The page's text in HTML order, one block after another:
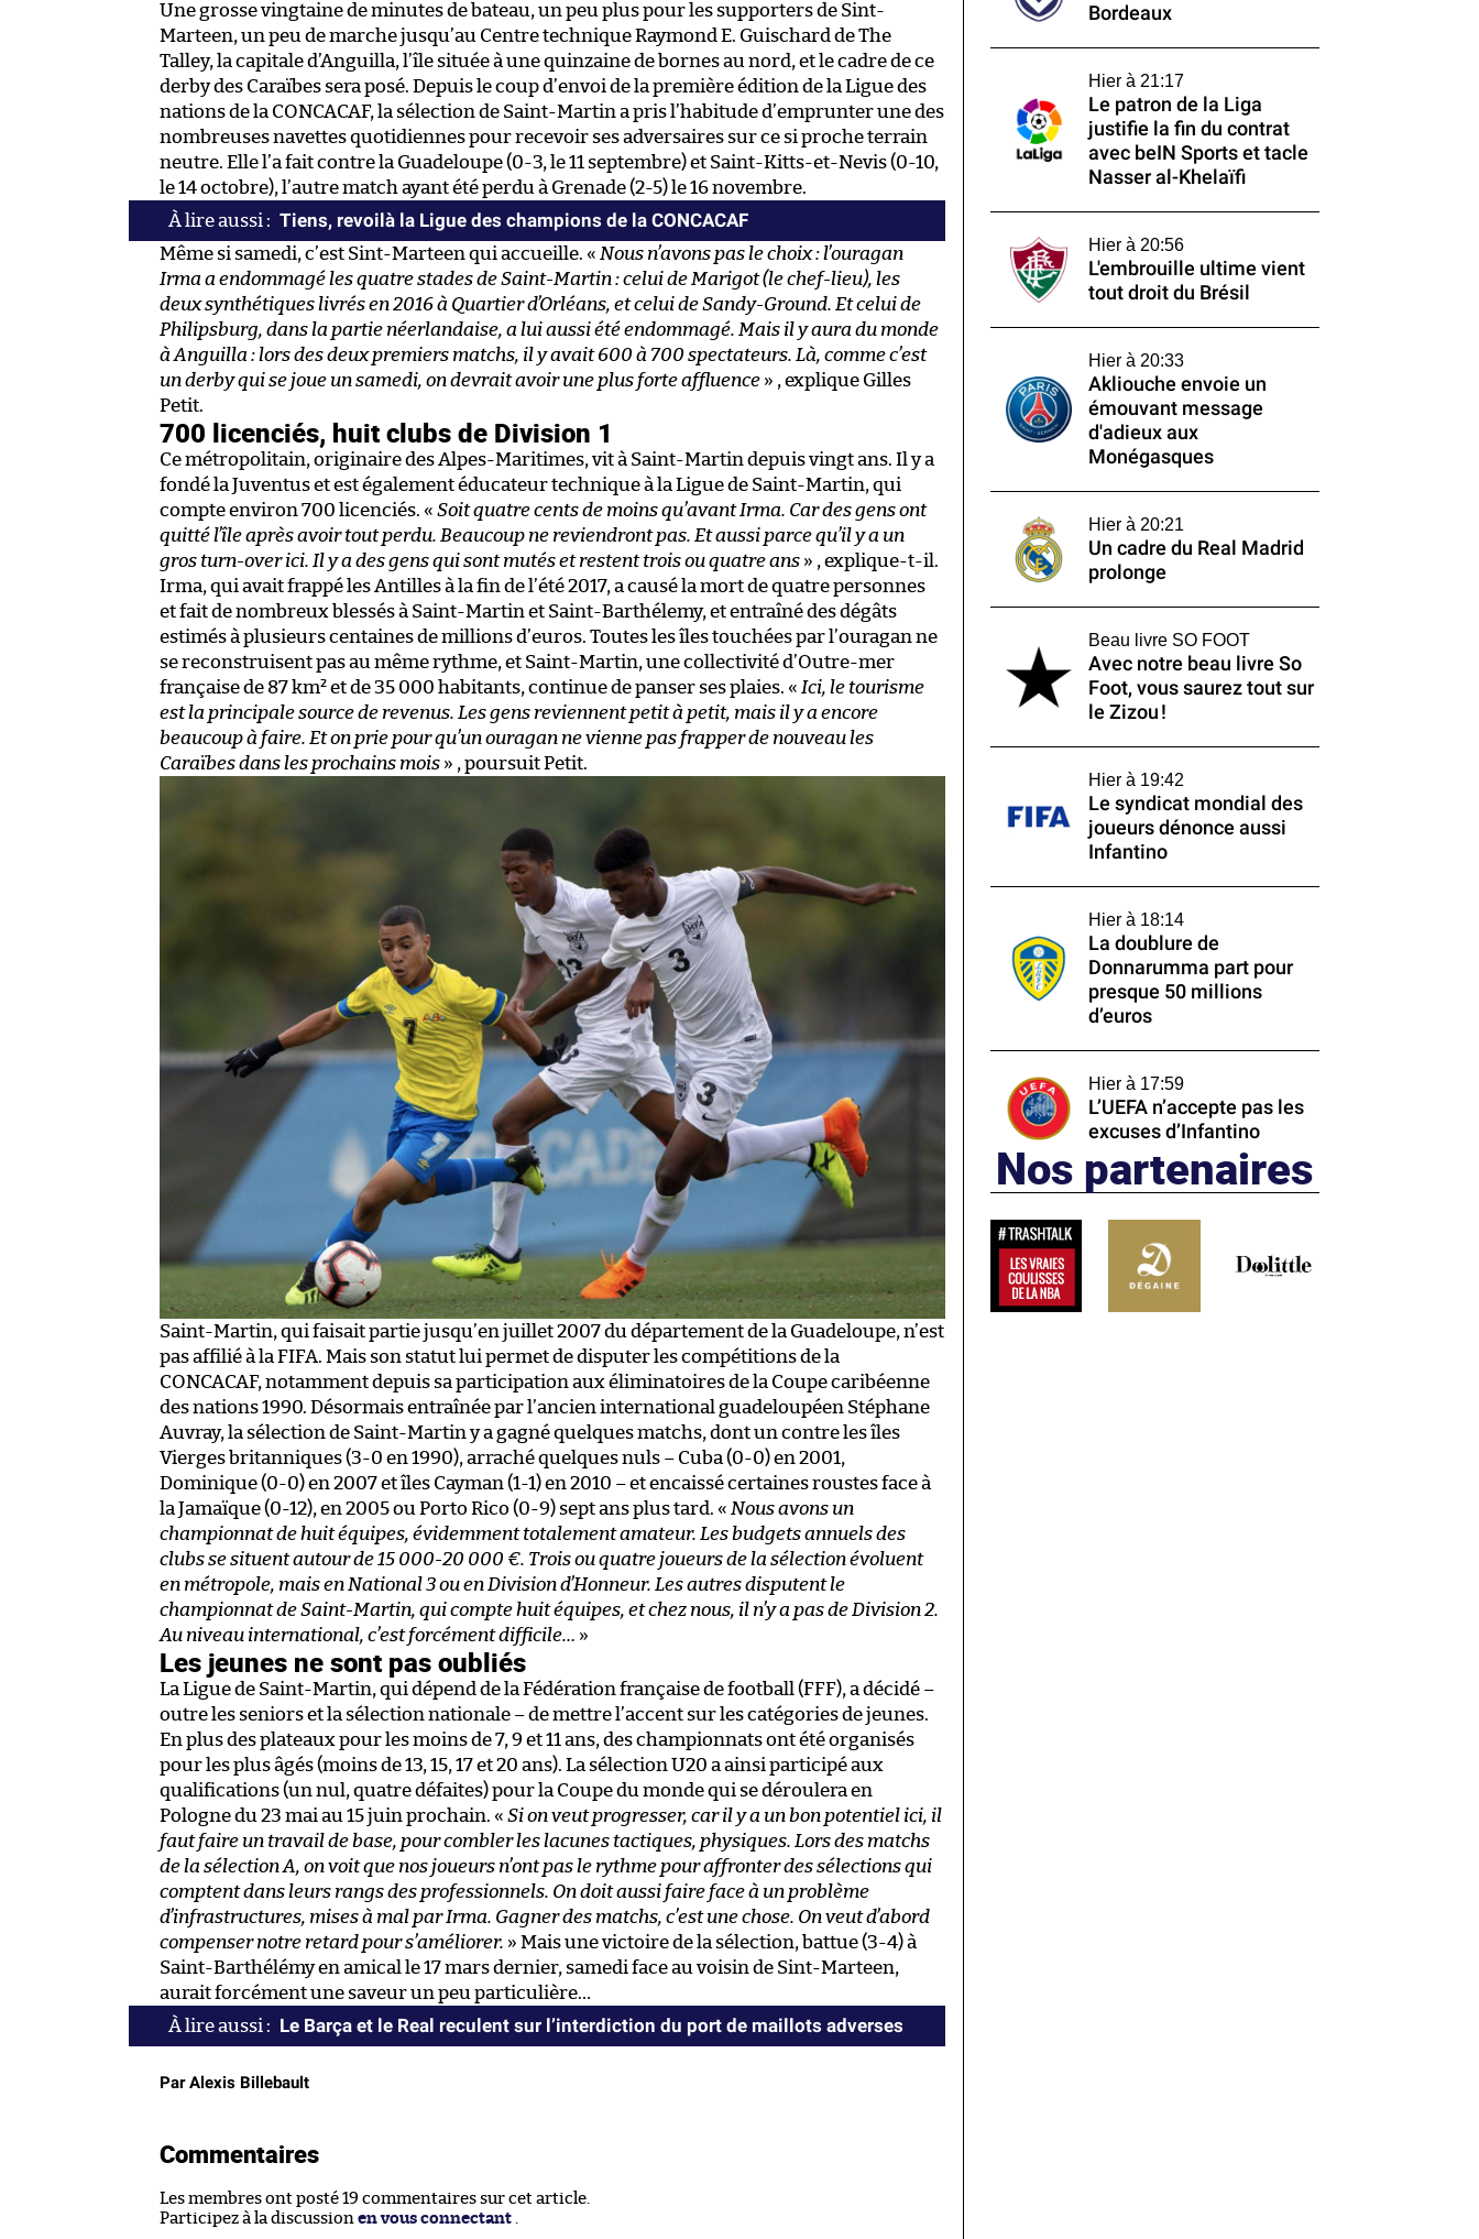
Une grosse vingtaine de minutes de bateau, un peu plus pour les supporters de Sint-
Marteen, un peu de marche jusqu’au Centre technique Raymond E. Guischard de The
Talley, la capitale d’Anguilla, l’île située à une quinzaine de bornes au nord, et le cadre de ce
derby des Caraïbes sera posé. Depuis le coup d’envoi de la première édition de la Ligue des
nations de la CONCACAF, la sélection de Saint-Martin a pris l’habitude d’emprunter une des
nombreuses navettes quotidiennes pour recevoir ses adversaires sur ce si proche terrain
neutre. Elle l’a fait contre la Guadeloupe (0-3, le 11 septembre) et Saint-Kitts-et-Nevis (0-10,
le 14 octobre), l’autre match ayant été perdu à Grenade (2-5) le 16 novembre.
Tiens, revoilà la Ligue des champions de la CONCACAF
Même si samedi, c’est Sint-Marteen qui accueille. « Nous n’avons pas le choix : l’ouragan
Irma a endommagé les quatre stades de Saint-Martin : celui de Marigot (le chef-lieu), les
deux synthétiques livrés en 2016 à Quartier d’Orléans, et celui de Sandy-Ground. Et celui de
Philipsburg, dans la partie néerlandaise, a lui aussi été endommagé. Mais il y aura du monde
à Anguilla : lors des deux premiers matchs, il y avait 600 à 700 spectateurs. Là, comme c’est
un derby qui se joue un samedi, on devrait avoir une plus forte affluence » , explique Gilles
Petit.
700 licenciés, huit clubs de Division 1
Ce métropolitain, originaire des Alpes-Maritimes, vit à Saint-Martin depuis vingt ans. Il y a
fondé la Juventus et est également éducateur technique à la Ligue de Saint-Martin, qui
compte environ 700 licenciés. « Soit quatre cents de moins qu’avant Irma. Car des gens ont
quitté l’île après avoir tout perdu. Beaucoup ne reviendront pas. Et aussi parce qu’il y a un
gros turn-over ici. Il y a des gens qui sont mutés et restent trois ou quatre ans » , explique-t-il.
Irma, qui avait frappé les Antilles à la fin de l’été 2017, a causé la mort de quatre personnes
et fait de nombreux blessés à Saint-Martin et Saint-Barthélemy, et entraîné des dégâts
estimés à plusieurs centaines de millions d’euros. Toutes les îles touchées par l’ouragan ne
se reconstruisent pas au même rythme, et Saint-Martin, une collectivité d’Outre-mer
française de 87 km² et de 35 000 habitants, continue de panser ses plaies. « Ici, le tourisme
est la principale source de revenus. Les gens reviennent petit à petit, mais il y a encore
beaucoup à faire. Et on prie pour qu’un ouragan ne vienne pas frapper de nouveau les
Caraïbes dans les prochains mois » , poursuit Petit.
Saint-Martin, qui faisait partie jusqu’en juillet 2007 du département de la Guadeloupe, n’est
pas affilié à la FIFA. Mais son statut lui permet de disputer les compétitions de la
CONCACAF, notamment depuis sa participation aux éliminatoires de la Coupe caribéenne
des nations 1990. Désormais entraînée par l’ancien international guadeloupéen Stéphane
Auvray, la sélection de Saint-Martin y a gagné quelques matchs, dont un contre les îles
Vierges britanniques (3-0 en 1990), arraché quelques nuls – Cuba (0-0) en 2001,
Dominique (0-0) en 2007 et îles Cayman (1-1) en 2010 – et encaissé certaines roustes face à
la Jamaïque (0-12), en 2005 ou Porto Rico (0-9) sept ans plus tard. « Nous avons un
championnat de huit équipes, évidemment totalement amateur. Les budgets annuels des
clubs se situent autour de 15 000-20 000 €. Trois ou quatre joueurs de la sélection évoluent
en métropole, mais en National 3 ou en Division d’Honneur. Les autres disputent le
championnat de Saint-Martin, qui compte huit équipes, et chez nous, il n’y a pas de Division 2.
Au niveau international, c’est forcément difficile… »
Les jeunes ne sont pas oubliés
La Ligue de Saint-Martin, qui dépend de la Fédération française de football (FFF), a décidé –
outre les seniors et la sélection nationale – de mettre l’accent sur les catégories de jeunes.
En plus des plateaux pour les moins de 7, 9 et 11 ans, des championnats ont été organisés
pour les plus âgés (moins de 13, 15, 17 et 20 ans). La sélection U20 a ainsi participé aux
qualifications (un nul, quatre défaites) pour la Coupe du monde qui se déroulera en
Pologne du 23 mai au 15 juin prochain. « Si on veut progresser, car il y a un bon potentiel ici, il
faut faire un travail de base, pour combler les lacunes tactiques, physiques. Lors des matchs
de la sélection A, on voit que nos joueurs n’ont pas le rythme pour affronter des sélections qui
comptent dans leurs rangs des professionnels. On doit aussi faire face à un problème
d’infrastructures, mises à mal par Irma. Gagner des matchs, c’est une chose. On veut d’abord
compenser notre retard pour s’améliorer. » Mais une victoire de la sélection, battue (3-4) à
Saint-Barthélémy en amical le 17 mars dernier, samedi face au voisin de Sint-Marteen,
aurait forcément une saveur un peu particulière…
Le Barça et le Real reculent sur l’interdiction du port de maillots adverses
Par Alexis Billebault
Commentaires
Les membres ont posté 19 commentaires sur cet article.
Participez à la discussion en vous connectant .
Bordeaux
Hier à 21:17
Le patron de la Liga
justifie la fin du contrat
avec beIN Sports et tacle
Nasser al-Khelaïfi
Hier à 20:56
L'embrouille ultime vient
tout droit du Brésil
Hier à 20:33
Akliouche envoie un
émouvant message
d'adieux aux
Monégasques
Hier à 20:21
Un cadre du Real Madrid
prolonge
Beau livre SO FOOT
Avec notre beau livre So
Foot, vous saurez tout sur
le Zizou !
Hier à 19:42
Le syndicat mondial des
joueurs dénonce aussi
Infantino
Hier à 18:14
La doublure de
Donnarumma part pour
presque 50 millions
d’euros
Hier à 17:59
L’UEFA n’accepte pas les
excuses d’Infantino
Nos partenaires